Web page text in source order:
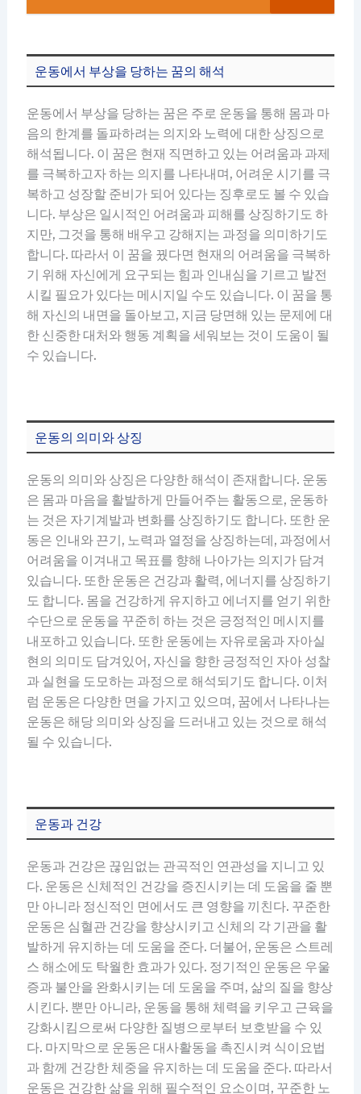
운동에서 부상을 당하는 꿈의 해석
운동에서 부상을 당하는 꿈은 주로 운동을 통해 몸과 마
음의 한계를 돌파하려는 의지와 노력에 대한 상징으로
해석됩니다. 이 꿈은 현재 직면하고 있는 어려움과 과제
를 극복하고자 하는 의지를 나타내며, 어려운 시기를 극
복하고 성장할 준비가 되어 있다는 징후로도 볼 수 있습
니다. 부상은 일시적인 어려움과 피해를 상징하기도 하
지만, 그것을 통해 배우고 강해지는 과정을 의미하기도
합니다. 따라서 이 꿈을 꿨다면 현재의 어려움을 극복하
기 위해 자신에게 요구되는 힘과 인내심을 기르고 발전
시킬 필요가 있다는 메시지일 수도 있습니다. 이 꿈을 통
해 자신의 내면을 돌아보고, 지금 당면해 있는 문제에 대
한 신중한 대처와 행동 계획을 세워보는 것이 도움이 될
수 있습니다.
운동의 의미와 상징
운동의 의미와 상징은 다양한 해석이 존재합니다. 운동
은 몸과 마음을 활발하게 만들어주는 활동으로, 운동하
는 것은 자기계발과 변화를 상징하기도 합니다. 또한 운
동은 인내와 끈기, 노력과 열정을 상징하는데, 과정에서
어려움을 이겨내고 목표를 향해 나아가는 의지가 담겨
있습니다. 또한 운동은 건강과 활력, 에너지를 상징하기
도 합니다. 몸을 건강하게 유지하고 에너지를 얻기 위한
수단으로 운동을 꾸준히 하는 것은 긍정적인 메시지를
내포하고 있습니다. 또한 운동에는 자유로움과 자아실
현의 의미도 담겨있어, 자신을 향한 긍정적인 자아 성찰
과 실현을 도모하는 과정으로 해석되기도 합니다. 이처
럼 운동은 다양한 면을 가지고 있으며, 꿈에서 나타나는
운동은 해당 의미와 상징을 드러내고 있는 것으로 해석
될 수 있습니다.
운동과 건강
운동과 건강은 끊임없는 관곡적인 연관성을 지니고 있
다. 운동은 신체적인 건강을 증진시키는 데 도움을 줄 뿐
만 아니라 정신적인 면에서도 큰 영향을 끼친다. 꾸준한
운동은 심혈관 건강을 향상시키고 신체의 각 기관을 활
발하게 유지하는 데 도움을 준다. 더불어, 운동은 스트레
스 해소에도 탁월한 효과가 있다. 정기적인 운동은 우울
증과 불안을 완화시키는 데 도움을 주며, 삶의 질을 향상
시킨다. 뿐만 아니라, 운동을 통해 체력을 키우고 근육을
강화시킴으로써 다양한 질병으로부터 보호받을 수 있
다. 마지막으로 운동은 대사활동을 촉진시켜 식이요법
과 함께 건강한 체중을 유지하는 데 도움을 준다. 따라서
운동은 건강한 삶을 위해 필수적인 요소이며, 꾸준한 노